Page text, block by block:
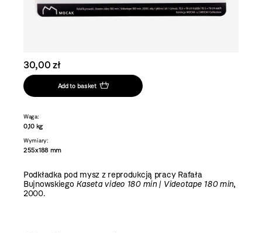
30,00 zł
Add to basket
Waga:
0,10 kg
Wymiary:
255x188 mm
Podkładka pod mysz z reprodukcją pracy Rafała
Bujnowskiego Kaseta video 180 min | Videotape 180 min,
2000.